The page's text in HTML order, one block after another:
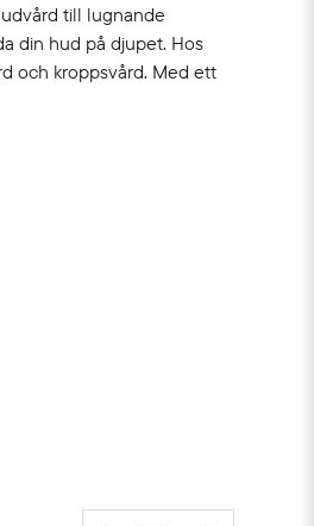
till lugnande
din hud på djupet. Hos
och kroppsvård. Med ett